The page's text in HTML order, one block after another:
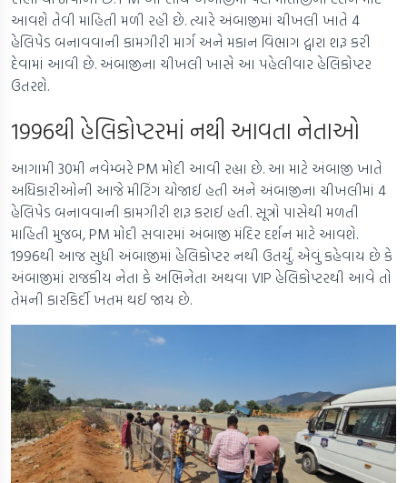
આવશે તેવી માહિતી મળી રહી છે. ત્યારે અંબાજીમાં ચીખલી ખાતે 4
હેલિપેડ બનાવવાની કામગીરી માર્ગ અને મકાન વિભાગ દ્વારા શરૂ કરી
દેવામાં આવી છે. અંબાજીના ચીખલી ખાસે આ પહેલીવાર હેલિકોપ્ટર
ઉતરશે.
1996થી હેલિકોપ્ટરમાં નથી આવતા નેતાઓ
આગામી 30મી નવેમ્બરે PM મોદી આવી રહ્યા છે. આ માટે અંબાજી ખાતે
અધિકારીઓની આજે મીટિંગ યોજાઈ હતી અને અંબાજીના ચીખલીમાં 4
હેલિપેડ બનાવવાની કામગીરી શરૂ કરાઈ હતી. સૂત્રો પાસેથી મળતી
માહિતી મુજબ, PM મોદી સવારમાં અંબાજી મંદિર દર્શન માટે આવશે.
1996થી આજ સુધી અંબાજીમાં હેલિકોપ્ટર નથી ઉતર્યું. એવું કહેવાય છે કે
અંબાજીમાં રાજકીય નેતા કે અભિનેતા અથવા VIP હેલિકોપ્ટરથી આવે તો
તેમની કારકિર્દી ખતમ થઈ જાય છે.